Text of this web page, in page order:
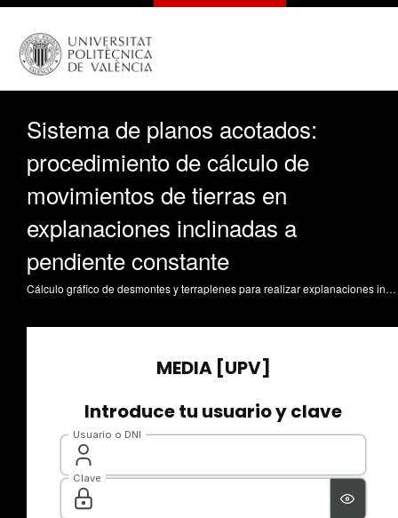
Sistema de planos acotados:
procedimiento de cálculo de
movimientos de tierras en
explanaciones inclinadas a
pendiente constante
Cálculo gráfico de desmontes y terraplenes para realizar explanaciones inclinadas con pendiente constante Navarro Jover, JM.; Rey Solaz, B. (2020). Sistema de planos acotados: procedimiento de cálculo de movimientos de tierras en explanaciones inclinadas a pendiente constante. Universitat Politècnica de València. https://riunet.upv.es/handle/10251/156290 DER